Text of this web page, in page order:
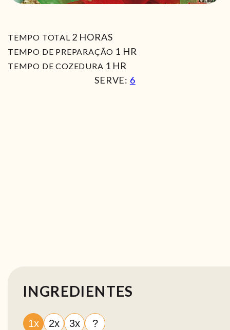
TEMPO TOTAL 2HORAS
HORAS
TEMPO DE PREPARAÇÃO 1 HORA
HR
TEMPO DE COZEDURA 1 HORA
HR
SERVE: 6
INGREDIENTES
1x 2x 3x ?